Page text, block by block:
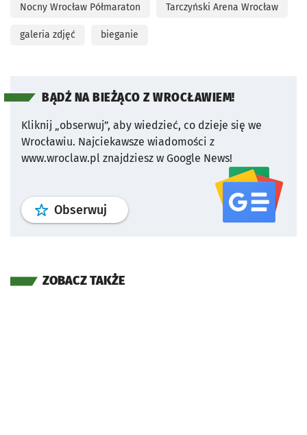
Nocny Wrocław Półmaraton Tarczyński Arena Wrocław
galeria zdjęć bieganie
BĄDŹ NA BIEŻĄCO Z WROCŁAWIEM!
Kliknij „obserwuj”, aby wiedzieć, co dzieje się we
Wrocławiu. Najciekawsze wiadomości z
www.wroclaw.pl znajdziesz w Google News!
Obserwuj profil serwisu
ZOBACZ TAKŻE